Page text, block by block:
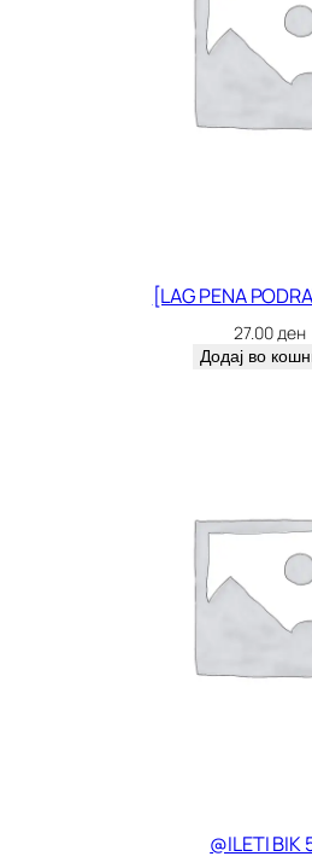
[LAG PENA
27.00ден
Додај во
@ILETI BIK